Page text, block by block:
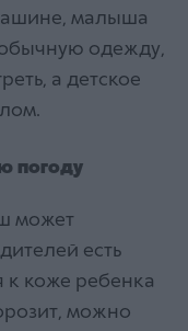
малыша
одежду,
а детское
погоду
может
есть
к коже ребенка
можно